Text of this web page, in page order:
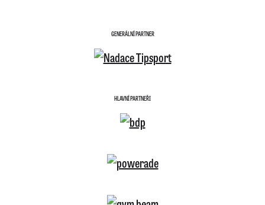
GENERÁLNÍ PARTNER
HLAVNÍ PARTNEŘI